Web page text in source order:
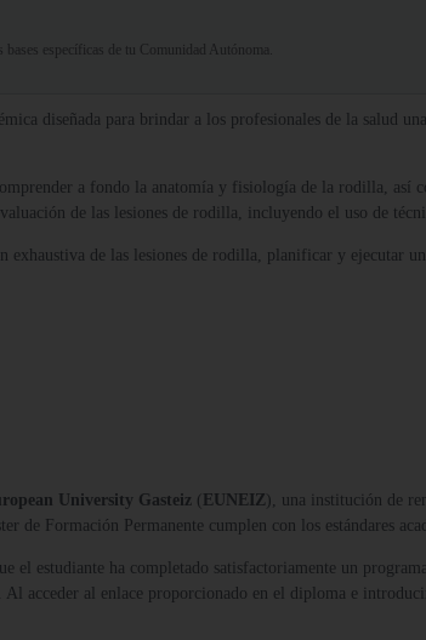
específicas de tu Comunidad Autónoma.
diseñada para brindar a los profesionales de la salud
a fondo la anatomía y fisiología de la rodilla, así
de las lesiones de rodilla, incluyendo el uso de
exhaustiva de las lesiones de rodilla, planificar y ejecutar
University Gasteiz ( EUNEIZ ), una institución de
de Formación Permanente cumplen con los estándares
el estudiante ha completado satisfactoriamente un
. Al acceder al enlace proporcionado en el diploma e